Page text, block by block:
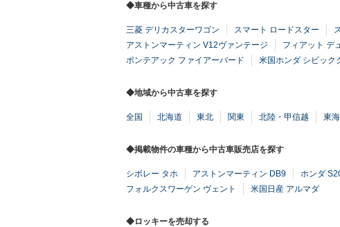
◆車種から中古車を探す
三菱 デリカスターワゴン スマート ロードスター
アストンマーティン V12ヴァンテージ
フィアット デ
ポンテアック ファイアーバード
米国ホンダ シビック
◆地域から中古車を探す
全国 北海道 東北 関東 北陸・甲信越 東海
◆掲載物件の車種から中古車販売店を探す
シボレー タホ アストンマーティン DB9 ホンダ
フォルクスワーゲン ヴェント
米国日産 アルマダ
◆ロッキーを売却する